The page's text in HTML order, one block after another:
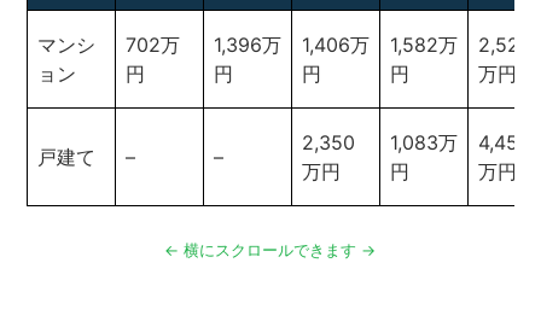
マンシ
ョン
702万
円
1,396万
円
1,406万
円
1,582万
円
2,525
万円
戸建て – –
2,350
万円
1,083万
円
4,450
万円